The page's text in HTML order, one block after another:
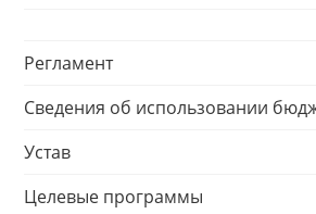
Регламент
Сведения об использовании
Устав
Целевые программы